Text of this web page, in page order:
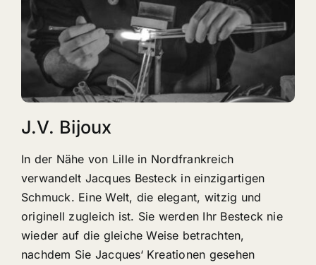
J.V. Bijoux
In der Nähe von Lille in Nordfrankreich
verwandelt Jacques Besteck in einzigartigen
Schmuck. Eine Welt, die elegant, witzig und
originell zugleich ist. Sie werden Ihr Besteck nie
wieder auf die gleiche Weise betrachten,
nachdem Sie Jacques‘ Kreationen gesehen